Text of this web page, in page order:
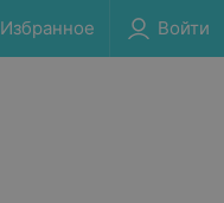
Избранное Войти